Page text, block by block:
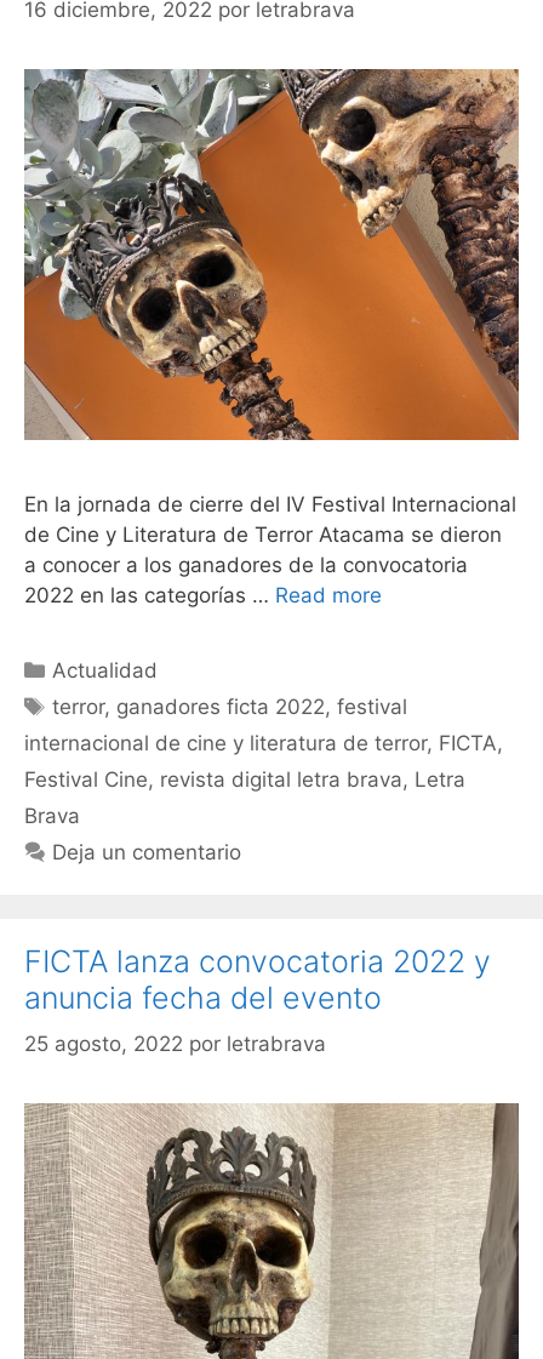
16 diciembre, 2022 por letrabrava
En la jornada de cierre del IV Festival Internacional
de Cine y Literatura de Terror Atacama se dieron
a conocer a los ganadores de la convocatoria
2022 en las categorías … Read more
Actualidad
terror, ganadores ficta 2022,festival
internacional de cine y literatura de terror, FICTA,
Festival Cine, revista digital letra brava, Letra
Brava
Deja un comentario
FICTA lanza convocatoria 2022 y
anuncia fecha del evento
25 agosto, 2022 por letrabrava